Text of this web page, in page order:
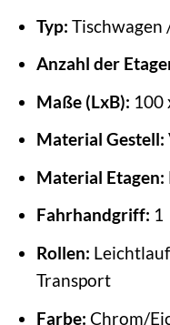
Typ: Tischwagen
Anzahl der
Maße (LxB): 100
Material Gestell:
Material Etagen:
Fahrhandgriff: 1
Rollen:
Transport
Farbe: Chrom/